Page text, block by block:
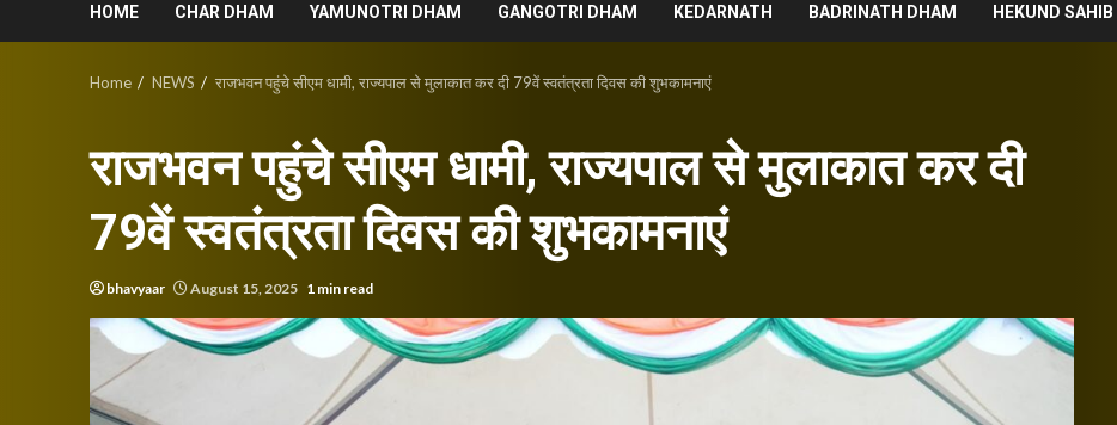
HOME CHAR DHAM YAMUNOTRI DHAM GANGOTRI DHAM KEDARNATH BADRINATH DHAM HEKUND SAHIB
Home NEWS राजभवन पहुंचे सीएम धामी, राज्यपाल से मुलाकात कर दी 79वें स्वतंत्रता दिवस की शुभकामनाएं
राजभवन पहुंचे सीएम धामी, राज्यपाल से मुलाकात कर दी
79वें स्वतंत्रता दिवस की शुभकामनाएं
bhavyaar August 15, 2025 1 min read